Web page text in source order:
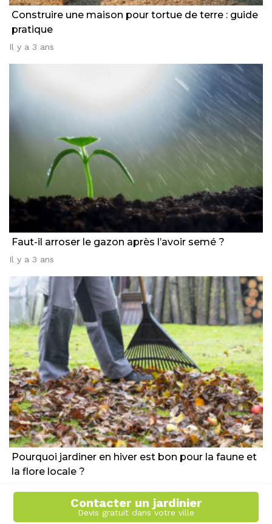
Construire une maison pour tortue de terre : guide
pratique
Il y a 3 ans
Faut-il arroser le gazon après l’avoir semé ?
Il y a 3 ans
Pourquoi jardiner en hiver est bon pour la faune et
la flore locale ?
Contacter un jardinier
Devis gratuit dans votre ville